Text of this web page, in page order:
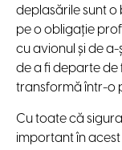
deplasările sunt
pe o obligație
cu avionul și de
de a fi departe de
transformă într-o
Cu toate că
important în